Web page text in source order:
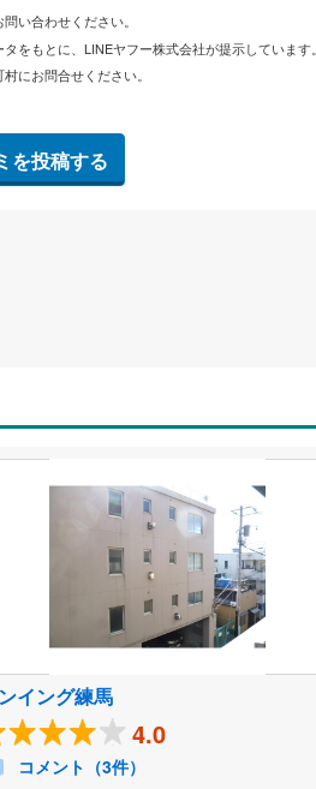
い合わせください。
をもとに、LINEヤフー株式会社が提示しています。
にお問合せください。
を投稿する
イング練馬
4.0
コメント（3件）